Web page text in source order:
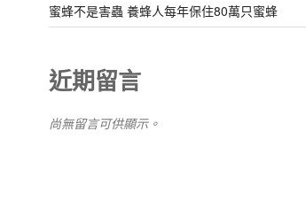
蜜蜂不是害蟲 養蜂人每年保住80萬只蜜蜂
近期留言
尚無留言可供顯示。